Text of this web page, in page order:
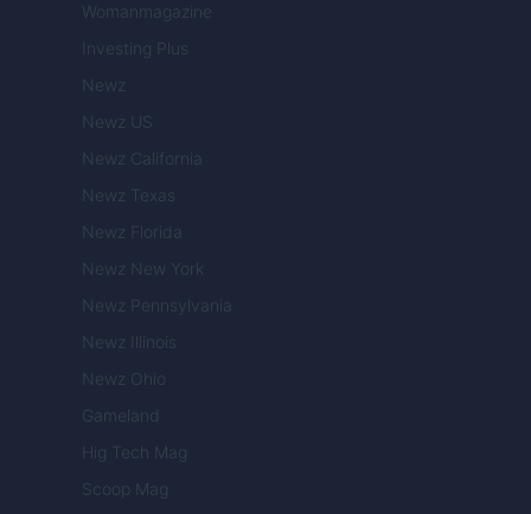
Womanmagazine
Investing Plus
Newz
Newz US
Newz California
Newz Texas
Newz Florida
Newz New York
Newz Pennsylvania
Newz Illinois
Newz Ohio
Gameland
Hig Tech Mag
Scoop Mag